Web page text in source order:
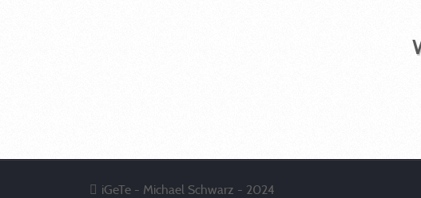
iGeTe - Michael Schwarz - 2024